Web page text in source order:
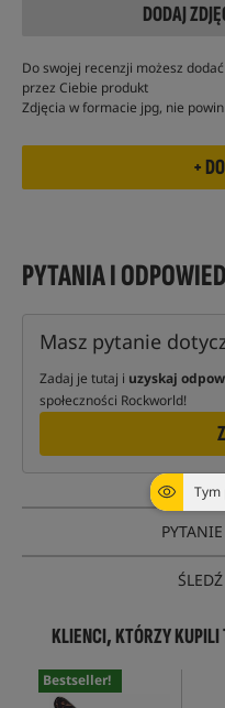
Tym
DODAJ
Do swojej recenzji możesz
przez Ciebie produkt
Zdjęcia w formacie jpg, nie
PYTANIA I
Masz pytanie
Zadaj je tutaj i uzyskaj
społeczności Rockworld!
KLIENCI, KTÓRZY
Bestseller!